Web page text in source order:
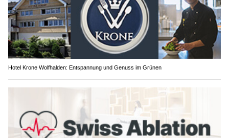
Hotel Krone Wolfhalden: Entspannung und Genuss im Grünen